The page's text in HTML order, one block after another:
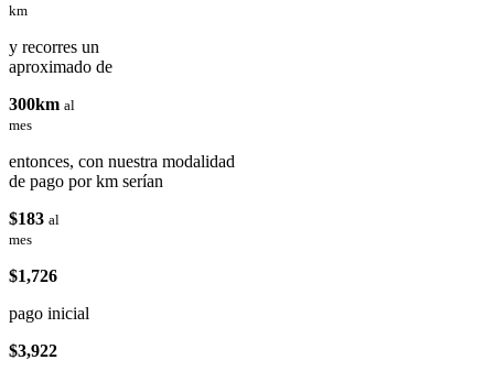
km
y recorres un
aproximado de
300km al
mes
entonces, con nuestra modalidad
de pago por km serían
$183 al
mes
$1,726
pago inicial
$3,922